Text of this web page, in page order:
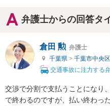
弁護士からの回答タ
倉田 勲 弁護士
千葉県 > 千葉市中央区
交通事故に注力する
交渉で分割で支払うことになり
で終わるのですが、払い終わっ